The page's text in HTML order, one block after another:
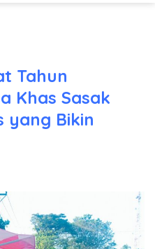
Tahun
Khas Sasak
yang Bikin